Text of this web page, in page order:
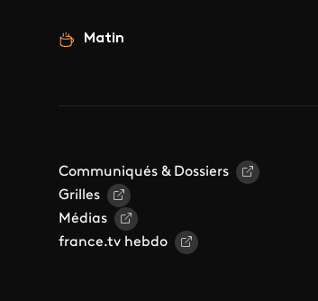
Matin
Communiqués & Dossiers
Grilles
Médias
france.tv hebdo